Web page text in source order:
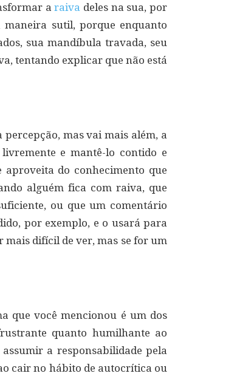
araiva deles na sua, por
sutil, porque enquanto
sua mandíbula travada, seu
tentando explicar que não está
mas vai mais além, a
e mantê-lo contido e
aproveita do conhecimento que
alguém fica com raiva, que
ou que um comentário
por exemplo, e o usará para
mais difícil de ver, mas se for um
que você mencionou é um dos
quanto humilhante ao
a responsabilidade pela
cair no hábito de autocrítica ou